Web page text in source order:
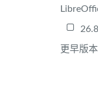
更早版